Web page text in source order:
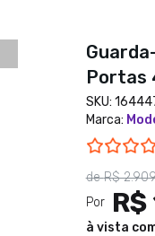
Portas
SKU:
Marca:
deR$
Por
à vista